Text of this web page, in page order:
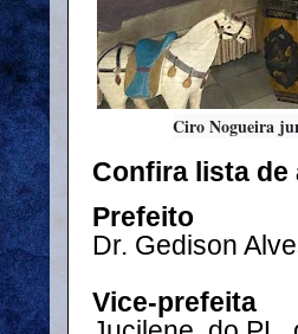
Ciro Nogueira
Confira lista de
Prefeito
Dr. Gedison
Vice-prefeita